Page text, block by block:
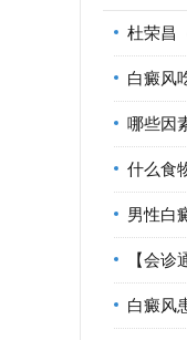
杜荣昌
白癜风
哪些因
什么食
男性白
【会诊通
白癜风